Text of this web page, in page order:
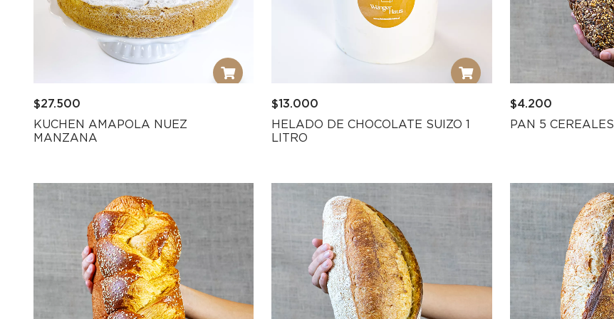
$27.500
KUCHEN AMAPOLA NUEZ
MANZANA
$13.000
HELADO DE CHOCOLATE SUIZO 1
LITRO
$4.200
PAN 5 CEREALES